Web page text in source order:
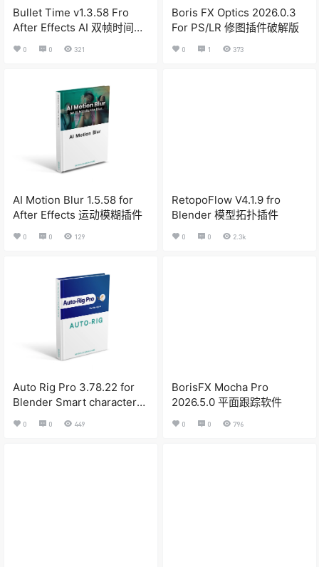
Bullet Time v1.3.58 Fro
After Effects AI 双帧时间慢
0 0 321
Boris FX Optics 2026.0.3
For PS/LR 修图插件破解版
0 1 373
AI Motion Blur 1.5.58 for
After Effects 运动模糊插件
0 0 129
RetopoFlow V4.1.9 fro
Blender 模型拓扑插件
0 0 2.3k
Auto Rig Pro 3.78.22 for
Blender Smart character
binding plug -in
0 0 449
BorisFX Mocha Pro
2026.5.0 平面跟踪软件
0 0 796